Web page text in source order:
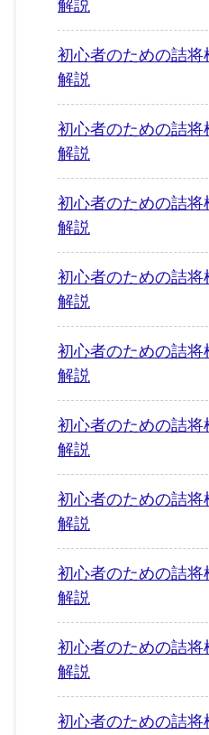
解説
初心者のための詰
解説
初心者のための詰
解説
初心者のための詰
解説
初心者のための詰
解説
初心者のための詰
解説
初心者のための詰
解説
初心者のための詰
解説
初心者のための詰
解説
初心者のための詰
解説
初心者のための詰